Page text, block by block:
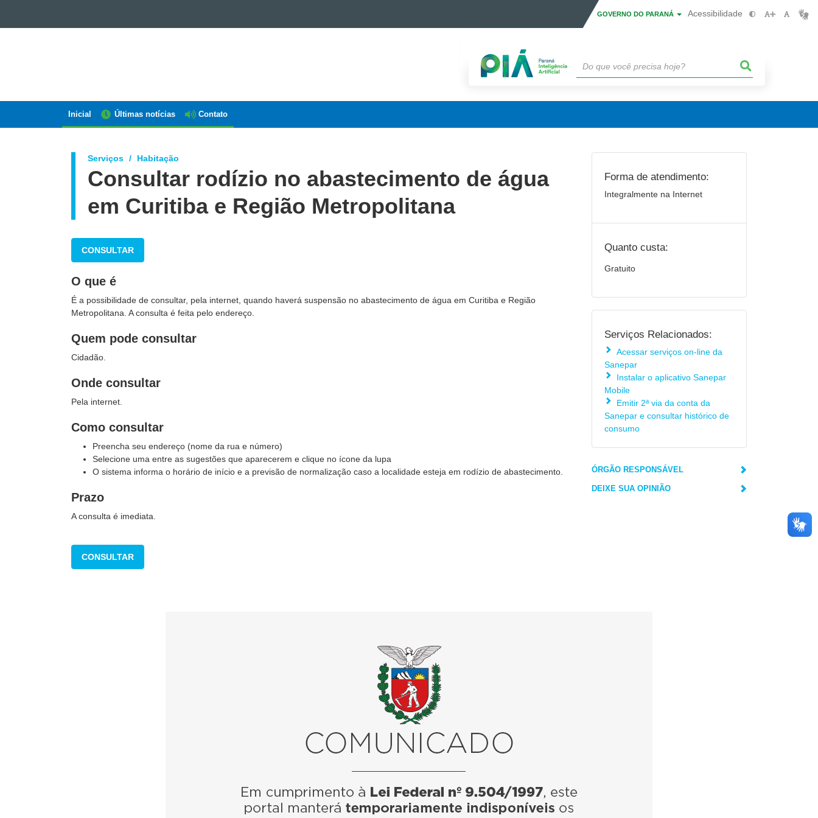
GOVERNO DO PARANÁ Acessibilidade
PARANÁ
Navegação
Inicial Últimas notícias Contato
Serviços Habitação
Consultar rodízio no abastecimento de água
em Curitiba e Região Metropolitana
CONSULTAR
O que é
É a possibilidade de consultar, pela internet, quando haverá suspensão no abastecimento de água em Curitiba e Região
Metropolitana. A consulta é feita pelo endereço.
Quem pode consultar
Cidadão.
Onde consultar
Pela internet.
Como consultar
Preencha seu endereço (nome da rua e número)
Selecione uma entre as sugestões que aparecerem e clique no ícone da lupa
O sistema informa o horário de início e a previsão de normalização caso a localidade esteja em rodízio de abastecimento.
Prazo
A consulta é imediata.
CONSULTAR
Forma de atendimento:
Integralmente na Internet
Quanto custa:
Gratuito
Serviços Relacionados:
Acessar serviços on-line da
Sanepar
Instalar o aplicativo Sanepar
Mobile
Emitir 2ª via da conta da
Sanepar e consultar histórico de
consumo
ÓRGÃO RESPONSÁVEL
DEIXE SUA OPINIÃO